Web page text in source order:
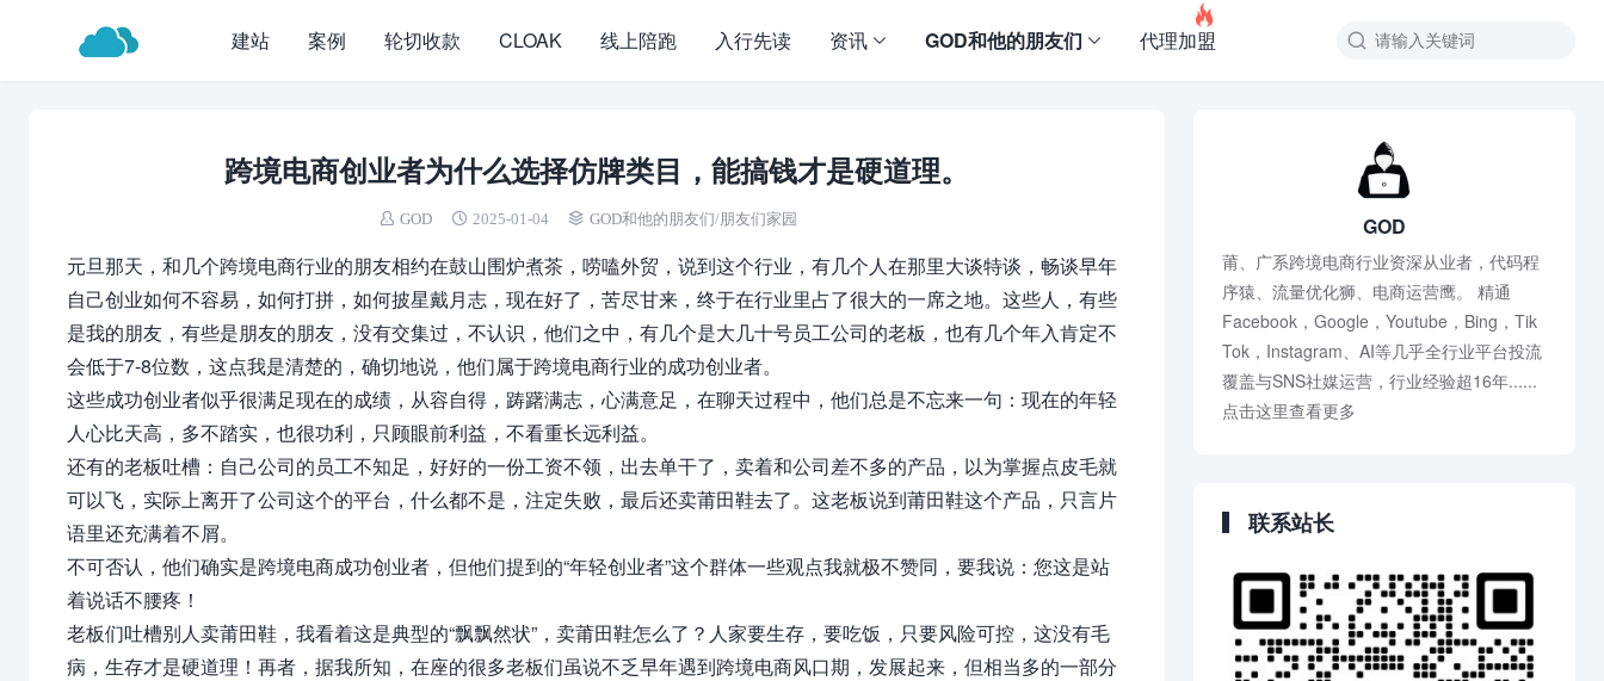
建站 案例 轮切收款 CLOAK 线上陪跑 入行先读 资讯 GOD和他的朋友们 代理加盟

跨境电商创业者为什么选择仿牌类目，能搞钱才是硬道理。
GOD 2025-01-04 GOD和他的朋友们/朋友们家园
元旦那天，和几个跨境电商行业的朋友相约在鼓山围炉煮茶，唠嗑外贸，说到这个行业，有几个人在那里大谈特谈，畅谈早年
自己创业如何不容易，如何打拼，如何披星戴月志，现在好了，苦尽甘来，终于在行业里占了很大的一席之地。这些人，有些
是我的朋友，有些是朋友的朋友，没有交集过，不认识，他们之中，有几个是大几十号员工公司的老板，也有几个年入肯定不
会低于7-8位数，这点我是清楚的，确切地说，他们属于跨境电商行业的成功创业者。
这些成功创业者似乎很满足现在的成绩，从容自得，踌躇满志，心满意足，在聊天过程中，他们总是不忘来一句：现在的年轻
人心比天高，多不踏实，也很功利，只顾眼前利益，不看重长远利益。
还有的老板吐槽：自己公司的员工不知足，好好的一份工资不领，出去单干了，卖着和公司差不多的产品，以为掌握点皮毛就
可以飞，实际上离开了公司这个的平台，什么都不是，注定失败，最后还卖莆田鞋去了。这老板说到莆田鞋这个产品，只言片
语里还充满着不屑。
不可否认，他们确实是跨境电商成功创业者，但他们提到的“年轻创业者”这个群体一些观点我就极不赞同，要我说：您这是站
着说话不腰疼！
老板们吐槽别人卖莆田鞋，我看着这是典型的“飘飘然状”，卖莆田鞋怎么了？人家要生存，要吃饭，只要风险可控，这没有毛
病，生存才是硬道理！再者，据我所知，在座的很多老板们虽说不乏早年遇到跨境电商风口期，发展起来，但相当多的一部分
GOD
莆、广系跨境电商行业资深从业者，代码程
序猿、流量优化狮、电商运营鹰。 精通
Facebook，Google，Youtube，Bing，Tik
Tok，Instagram、AI等几乎全行业平台投流
覆盖与SNS社媒运营，行业经验超16年......
点击这里查看更多
联系站长